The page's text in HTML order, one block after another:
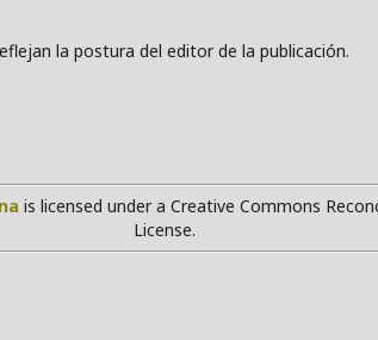
la postura del editor de la publicación.
is licensed under a Creative Commons
License.